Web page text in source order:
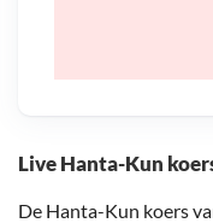
Live Hanta-Kun
De Hanta-Kun koers